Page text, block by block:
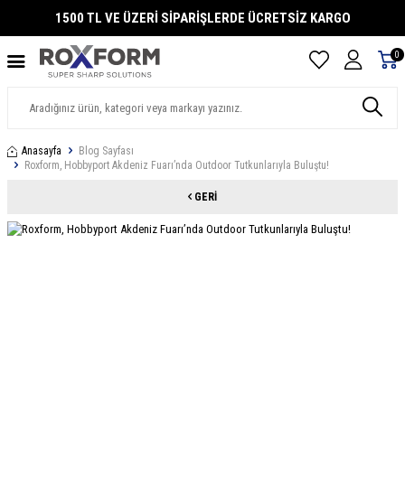
1500 TL VE ÜZERİ SİPARİŞLERDE ÜCRETSİZ KARGO
0
Anasayfa
Blog Sayfası
Roxform, Hobbyport Akdeniz Fuarı’nda Outdoor Tutkunlarıyla Buluştu!
GERI